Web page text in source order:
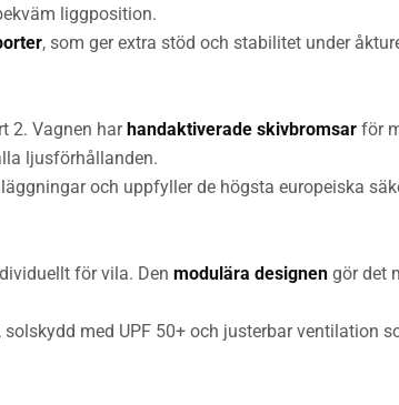
liggposition.
, som ger extra stöd och stabilitet under
2. Vagnen harhandaktiverade skivbromsar för
ljusförhållanden.
och uppfyller de högsta europeiska
för vila. Den modulära designen gör det
med UPF 50+ och justerbar ventilation